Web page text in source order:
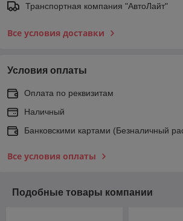
Транспортная компания "АвтоЛайт"
Все условия доставки
Условия оплаты
Оплата по реквизитам
Наличный
Банковскими картами (Безналичный
Все условия оплаты
Подобные товары компании